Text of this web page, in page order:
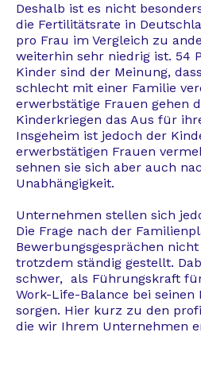
Deshalb ist es nicht
die Fertilitätsrate in
pro Frau im Vergleich zu
weiterhin sehr niedrig ist. 54
Kinder sind der Meinung,
schlecht mit einer Familie
erwerbstätige Frauen gehen
Kinderkriegen das Aus für
Insgeheim ist jedoch der
erwerbstätigen Frauen
sehnen sie sich aber auch
Unabhängigkeit.
Unternehmen stellen sich
Die Frage nach der
Bewerbungsgesprächen
trotzdem ständig gestellt.
schwer, als Führungskraft
Work-Life-Balance bei
sorgen. Hier kurz zu den
die wir Ihrem Unternehmen